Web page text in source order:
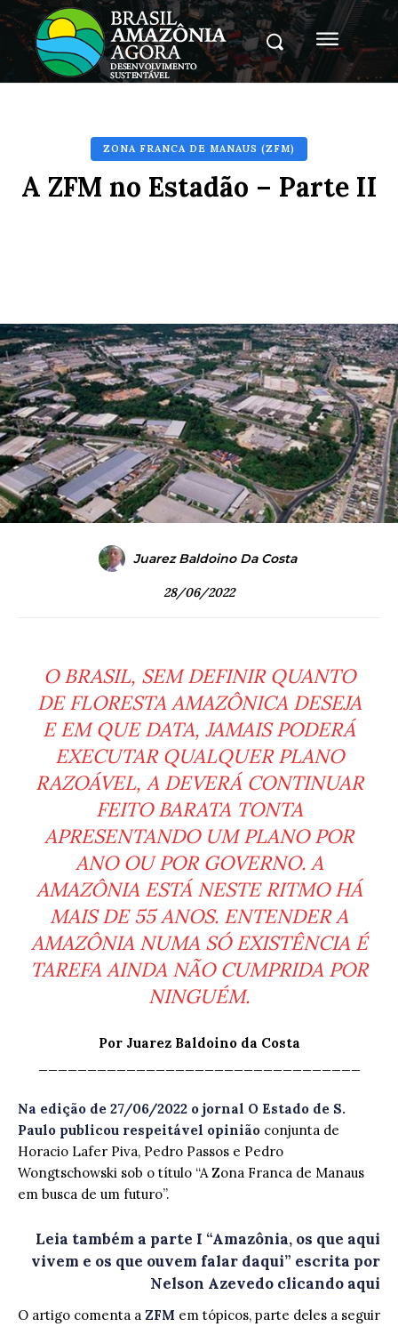
ZONA FRANCA DE MANAUS (ZFM)
A ZFM no Estadão – Parte II
Juarez Baldoino Da Costa
28/06/2022
O BRASIL, SEM DEFINIR QUANTO
DE FLORESTA AMAZÔNICA DESEJA
E EM QUE DATA, JAMAIS PODERÁ
EXECUTAR QUALQUER PLANO
RAZOÁVEL, A DEVERÁ CONTINUAR
FEITO BARATA TONTA
APRESENTANDO UM PLANO POR
ANO OU POR GOVERNO. A
AMAZÔNIA ESTÁ NESTE RITMO HÁ
MAIS DE 55 ANOS. ENTENDER A
AMAZÔNIA NUMA SÓ EXISTÊNCIA É
TAREFA AINDA NÃO CUMPRIDA POR
NINGUÉM.
Por Juarez Baldoino da Costa
Na edição de 27/06/2022 o jornal O Estado de S.
Paulo publicou respeitável opinião conjunta de
Horacio Lafer Piva, Pedro Passos e Pedro
Wongtschowski sob o título “A Zona Franca de Manaus
em busca de um futuro”.
Leia também a parte I “Amazônia, os que aqui
vivem e os que ouvem falar daqui” escrita por
Nelson Azevedo clicando aqui
O artigo comenta a ZFM em tópicos, parte deles a seguir